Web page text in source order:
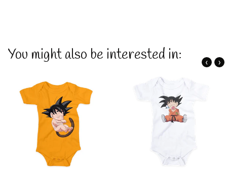
You might also be interested in: ‹ ›